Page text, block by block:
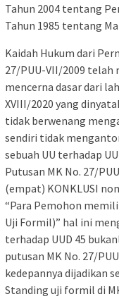
Tahun 2004 tentang
Tahun 1985 tentang
Kaidah Hukum dari
27/PUU-VII/2009
mencerna dasar dari
XVIII/2020 yang
tidak berwenang
sendiri tidak
sebuah UU terhadap
Putusan MK No. 27/
(empat) KONKLUSI
“Para Pemohon
Uji Formil)” hal ini
terhadap UUD 45
putusan MK No. 27/
kedepannya dijadikan
Standing uji formil di